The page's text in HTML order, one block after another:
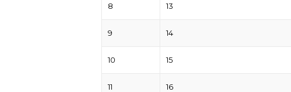
8 13
9 14
10 15
11 16